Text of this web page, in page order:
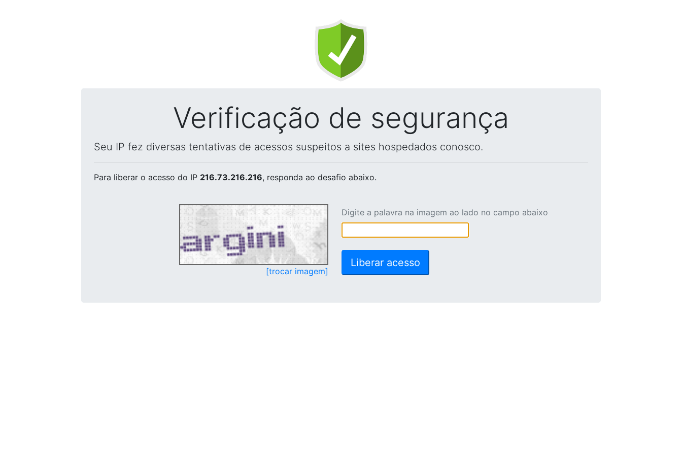
Verificação de segurança
Seu IP fez diversas tentativas de acessos suspeitos a sites hospedados conosco.
Para liberar o acesso do IP 216.73.216.216, responda ao desafio abaixo.
[trocar imagem]
Digite a palavra na imagem ao lado no campo abaixo